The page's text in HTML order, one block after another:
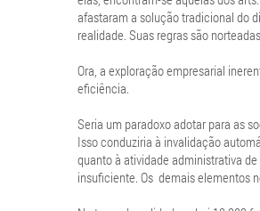
afastaram a solução tradicional do
realidade. Suas regras são
Ora, a exploração empresarial
eficiência.
Seria um paradoxo adotar para as
Isso conduziria à invalidação
quanto à atividade administrativa
insuficiente. Os demais elementos